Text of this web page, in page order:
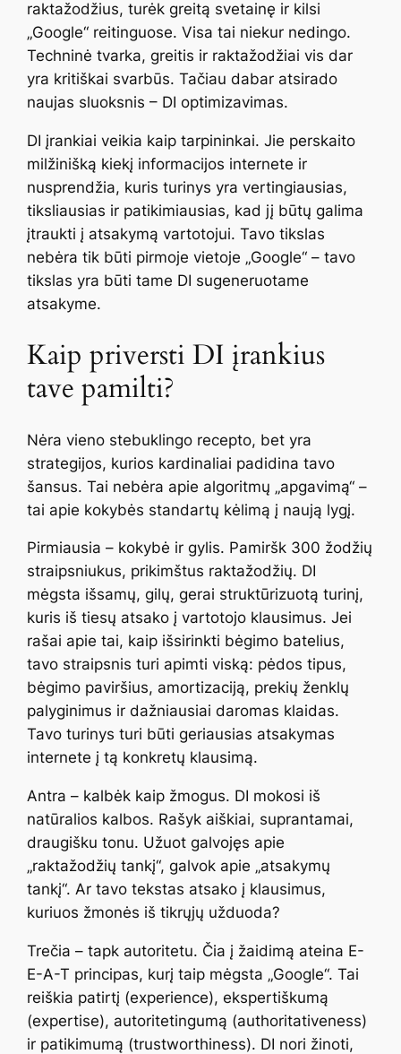
raktažodžius, turėk greitą svetainę ir kilsi
„Google“ reitinguose. Visa tai niekur nedingo.
Techninė tvarka, greitis ir raktažodžiai vis dar
yra kritiškai svarbūs. Tačiau dabar atsirado
naujas sluoksnis – DI optimizavimas.
DI įrankiai veikia kaip tarpininkai. Jie perskaito
milžinišką kiekį informacijos internete ir
nusprendžia, kuris turinys yra vertingiausias,
tiksliausias ir patikimiausias, kad jį būtų galima
įtraukti į atsakymą vartotojui. Tavo tikslas
nebėra tik būti pirmoje vietoje „Google“ – tavo
tikslas yra būti tame DI sugeneruotame
atsakyme.
Kaip priversti DI įrankius
tave pamilti?
Nėra vieno stebuklingo recepto, bet yra
strategijos, kurios kardinaliai padidina tavo
šansus. Tai nebėra apie algoritmų „apgavimą“ –
tai apie kokybės standartų kėlimą į naują lygį.
Pirmiausia – kokybė ir gylis. Pamiršk 300 žodžių
straipsniukus, prikimštus raktažodžių. DI
mėgsta išsamų, gilų, gerai struktūrizuotą turinį,
kuris iš tiesų atsako į vartotojo klausimus. Jei
rašai apie tai, kaip išsirinkti bėgimo batelius,
tavo straipsnis turi apimti viską: pėdos tipus,
bėgimo paviršius, amortizaciją, prekių ženklų
palyginimus ir dažniausiai daromas klaidas.
Tavo turinys turi būti geriausias atsakymas
internete į tą konkretų klausimą.
Antra – kalbėk kaip žmogus. DI mokosi iš
natūralios kalbos. Rašyk aiškiai, suprantamai,
draugišku tonu. Užuot galvojęs apie
„raktažodžių tankį“, galvok apie „atsakymų
tankį“. Ar tavo tekstas atsako į klausimus,
kuriuos žmonės iš tikrųjų užduoda?
Trečia – tapk autoritetu. Čia į žaidimą ateina E-
E-A-T principas, kurį taip mėgsta „Google“. Tai
reiškia patirtį (experience), ekspertiškumą
(expertise), autoritetingumą (authoritativeness)
ir patikimumą (trustworthiness). DI nori žinoti,